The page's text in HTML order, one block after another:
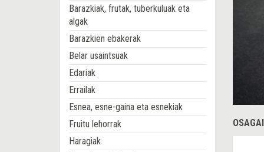
Barazkiak, frutak, tuberkuluak eta
algak
Barazkien ebakerak
Belar usaintsuak
Edariak
Errailak
Esnea, esne-gaina eta esnekiak
Fruitu lehorrak
Haragiak